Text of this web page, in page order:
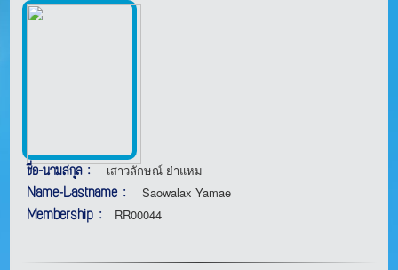
ชื่อ-นามสกุล : เสาวลักษณ์ ย่าแหม
Name-Lastname : Saowalax Yamae
Membership : RR00044